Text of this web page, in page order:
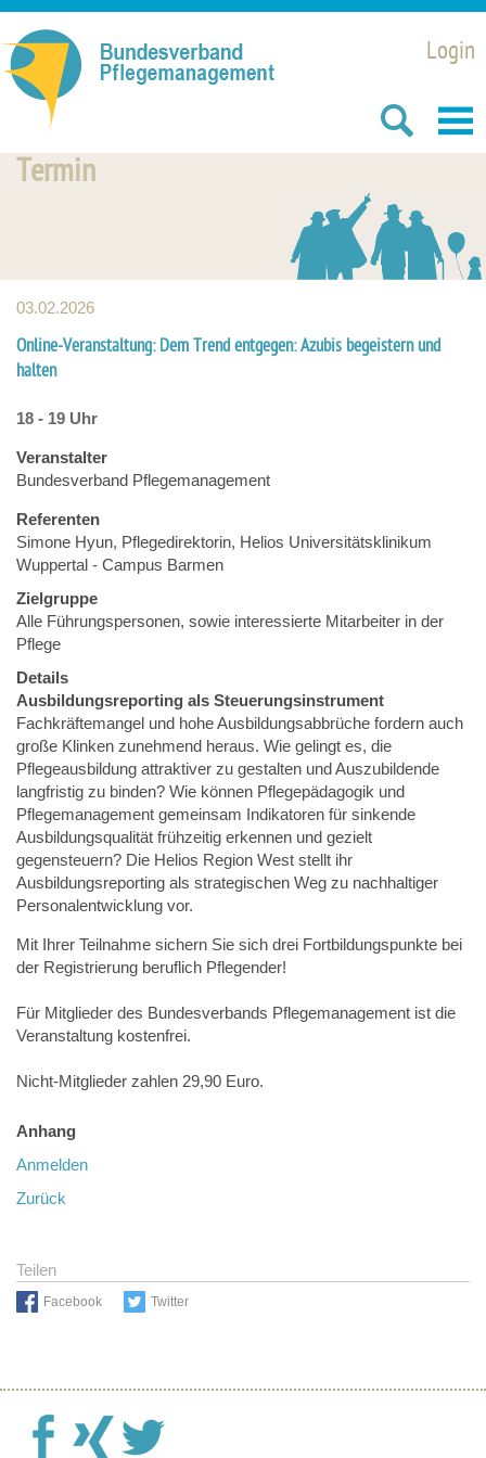
Login
Termin
03.02.2026
Online-Veranstaltung: Dem Trend entgegen: Azubis begeistern und
halten
18 - 19 Uhr
Veranstalter
Bundesverband Pflegemanagement
Referenten
Simone Hyun, Pflegedirektorin, Helios Universitätsklinikum
Wuppertal - Campus Barmen
Zielgruppe
Alle Führungspersonen, sowie interessierte Mitarbeiter in der
Pflege
Details
Ausbildungsreporting als Steuerungsinstrument
Fachkräftemangel und hohe Ausbildungsabbrüche fordern auch
große Klinken zunehmend heraus. Wie gelingt es, die
Pflegeausbildung attraktiver zu gestalten und Auszubildende
langfristig zu binden? Wie können Pflegepädagogik und
Pflegemanagement gemeinsam Indikatoren für sinkende
Ausbildungsqualität frühzeitig erkennen und gezielt
gegensteuern? Die Helios Region West stellt ihr
Ausbildungsreporting als strategischen Weg zu nachhaltiger
Personalentwicklung vor.
Mit Ihrer Teilnahme sichern Sie sich drei Fortbildungspunkte bei
der Registrierung beruflich Pflegender!
Für Mitglieder des Bundesverbands Pflegemanagement ist die
Veranstaltung kostenfrei.
Nicht-Mitglieder zahlen 29,90 Euro.
Anhang
Anmelden
Zurück
Teilen
Facebook Twitter